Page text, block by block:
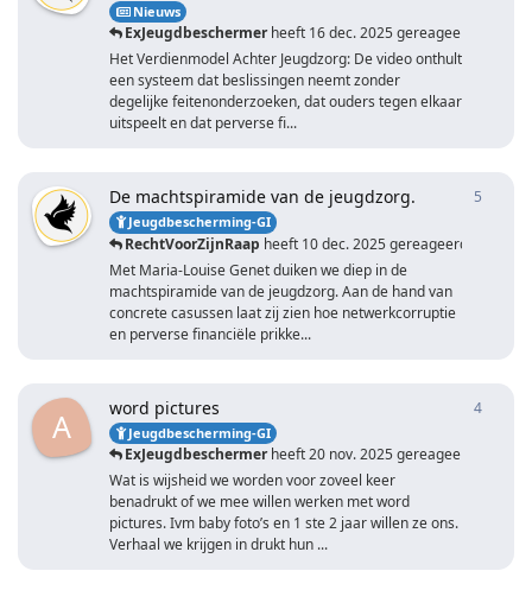
Nieuws
ExJeugdbeschermerheeft 16 dec. 2025gereageerd
Het Verdienmodel Achter Jeugdzorg: De video onthult
een systeem dat beslissingen neemt zonder
degelijke feitenonderzoeken, dat ouders tegen elkaar
uitspeelt en dat perverse fi...
De machtspiramide van de jeugdzorg.
Jeugdbescherming-GI
RechtVoorZijnRaap heeft 10 dec. 2025gereageerd
Met Maria-Louise Genet duiken we diep in de
machtspiramide van de jeugdzorg. Aan de hand van
concrete casussen laat zij zien hoe netwerkcorruptie
en perverse financiële prikke...
5
A word pictures
Jeugdbescherming-GI
ExJeugdbeschermerheeft20 nov. 2025gereageerd
Wat is wijsheid we worden voor zoveel keer
benadrukt of we mee willen werken met word
pictures. Ivm baby foto’s en 1 ste 2 jaar willen ze ons.
Verhaal we krijgen in drukt hun ...
4